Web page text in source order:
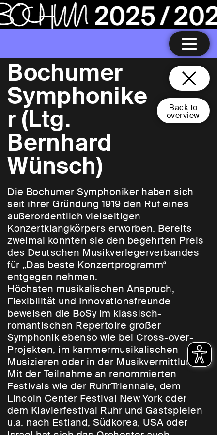
Back to
overview
Bochumer
Symphonike
r (Ltg.
Bernhard
Wünsch)
Die Bochumer Symphoniker haben sich
seit ihrer Gründung 1919 den Ruf eines
außerordentlich vielseitigen
Konzertklangkörpers erworben. Bereits
zweimal konnten sie den begehrten Preis
des Deutschen Musikverlegerverbandes
für „Das beste Konzertprogramm“
entgegen nehmen.
Höchsten musikalischen Anspruch,
Flexibilität und Innovationsfreunde
beweisen die BoSy im klassisch-
romantischen Repertoire großer
Symphonik ebenso wie bei Cross-over-
Projekten, im kammermusikalischen
Musizieren oder in der Musikvermittlung.
Mit der Teilnahme an renommierten
Festivals wie der RuhrTriennale, dem
Lincoln Center Festival New York oder
dem Klavierfestival Ruhr und Gastspielen
u.a. nach Estland, Südkorea, USA oder